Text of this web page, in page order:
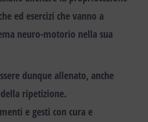
ed esercizi che vanno a
neuro-motorio nella sua
dunque allenato, anche
della ripetizione.
e gesti con cura e